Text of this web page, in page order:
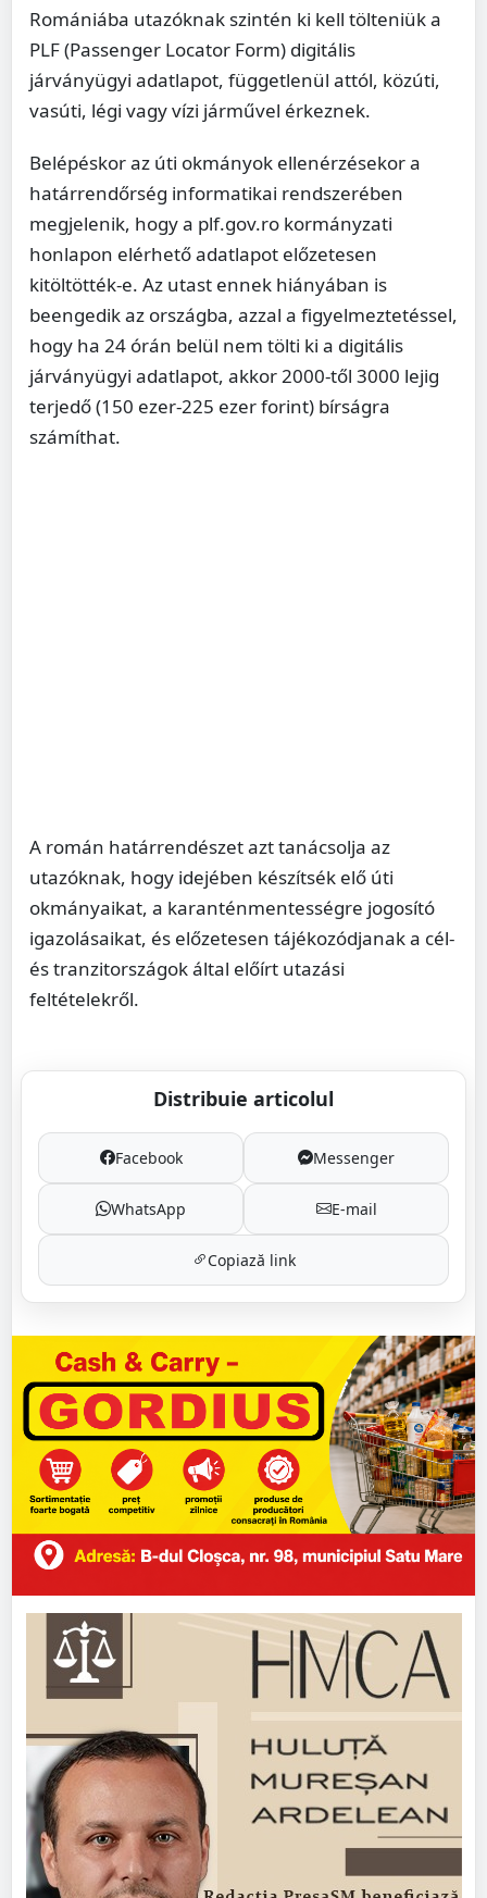
Romániába utazóknak szintén ki kell tölteniük a
PLF (Passenger Locator Form) digitális
járványügyi adatlapot, függetlenül attól, közúti,
vasúti, légi vagy vízi járművel érkeznek.
Belépéskor az úti okmányok ellenérzésekor a
határrendőrség informatikai rendszerében
megjelenik, hogy a plf.gov.ro kormányzati
honlapon elérhető adatlapot előzetesen
kitöltötték-e. Az utast ennek hiányában is
beengedik az országba, azzal a figyelmeztetéssel,
hogy ha 24 órán belül nem tölti ki a digitális
járványügyi adatlapot, akkor 2000-től 3000 lejig
terjedő (150 ezer-225 ezer forint) bírságra
számíthat.
A román határrendészet azt tanácsolja az
utazóknak, hogy idejében készítsék elő úti
okmányaikat, a karanténmentességre jogosító
igazolásaikat, és előzetesen tájékozódjanak a cél-
és tranzitországok által előírt utazási
feltételekről.
Distribuie articolul
Facebook Messenger
WhatsApp E-mail
Copiază link